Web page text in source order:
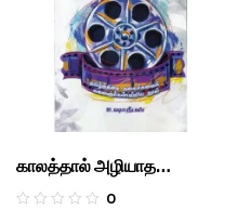
காலத்தால் அழியாத
கலைஞர்கள்.0